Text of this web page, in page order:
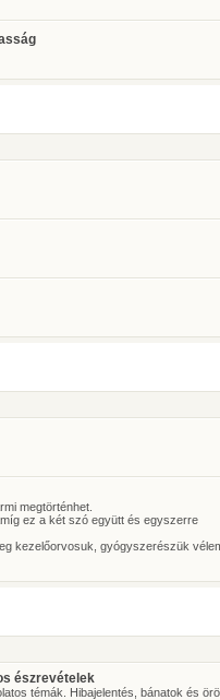
megtörténhet.
ez a két szó együtt és egyszerre
kezelőorvosuk, gyógyszerészük
észrevételek
témák. Hibajelentés, bánatok és